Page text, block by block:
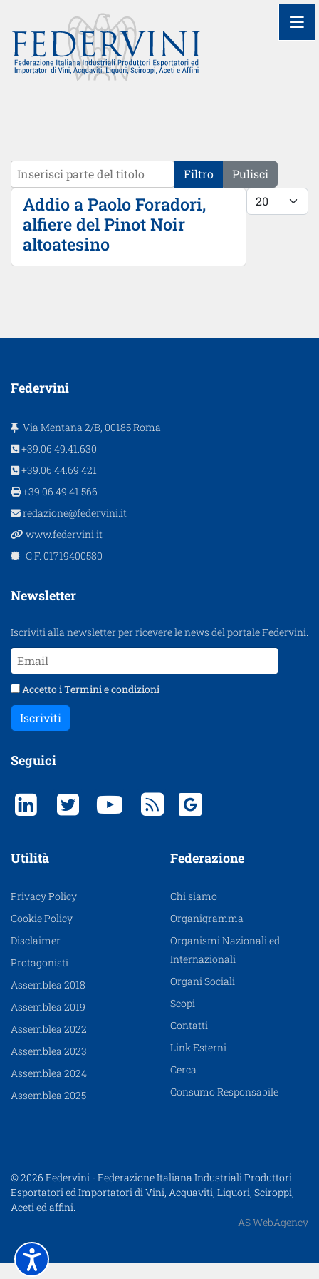
Inserisci parte del titolo Filtro
Pulisci
Visualizza #
Addio a Paolo Foradori,
alfiere del Pinot Noir
altoatesino
Federvini
Via Mentana 2/B, 00185 Roma
+39.06.49.41.630
+39.06.44.69.421
+39.06.49.41.566
redazione@federvini.it
www.federvini.it
C.F. 01719400580
Newsletter
Iscriviti alla newsletter per ricevere le news del portale Federvini.
Accetto iTermini e condizioni
Iscriviti
Seguici
Utilità
Privacy Policy
Cookie Policy
Disclaimer
Protagonisti
Assemblea 2018
Assemblea 2019
Assemblea 2022
Assemblea 2023
Assemblea 2024
Assemblea 2025
Federazione
Chi siamo
Organigramma
Organismi Nazionali ed
Internazionali
Organi Sociali
Scopi
Contatti
Link Esterni
Cerca
Consumo Responsabile
© 2026 Federvini - Federazione Italiana Industriali Produttori
Esportatori ed Importatori di Vini, Acquaviti, Liquori, Sciroppi,
Aceti ed affini.
AS WebAgency
≡